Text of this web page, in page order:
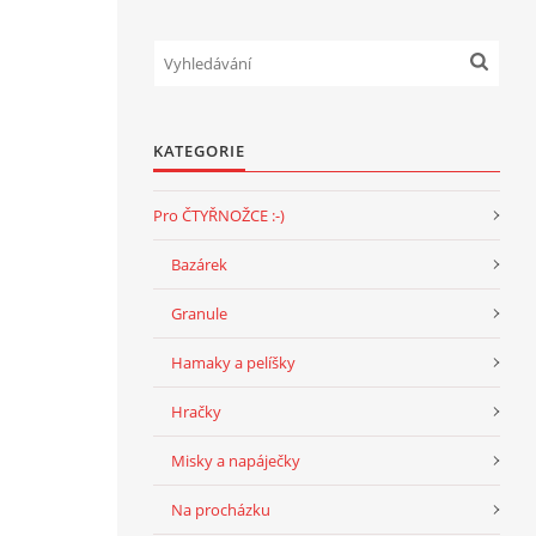
KATEGORIE
Pro ČTYŘNOŽCE :-)
Bazárek
Granule
Hamaky a pelíšky
Hračky
Misky a napáječky
Na procházku